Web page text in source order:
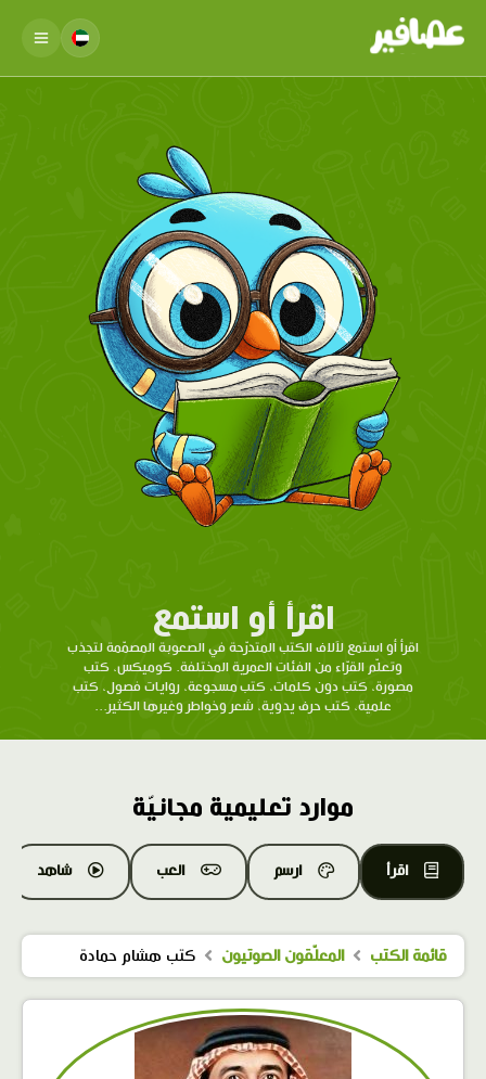
اقرأ أو استمع
اقرأ أو استمع لآلاف الكتب المتدرّحة في الصعوبة المصمّمة لتجذب
وتعلّم القرّاء من الفئات العمرية المختلفة. كوميكس، كتب
مصورة، كتب دون كلمات، كتب مسجوعة، روايات فصول، كتب
علمية، كتب حرف يدوية، شعر وخواطر وغيرها الكثير...
موارد تعليمية مجانيّة
اقرأ ارسم العب شاهد
قائمة الكتب المعلّقون الصوتيون كتب هشام حمادة